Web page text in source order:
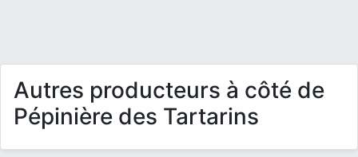
Autres producteurs à côté de
Pépinière des Tartarins